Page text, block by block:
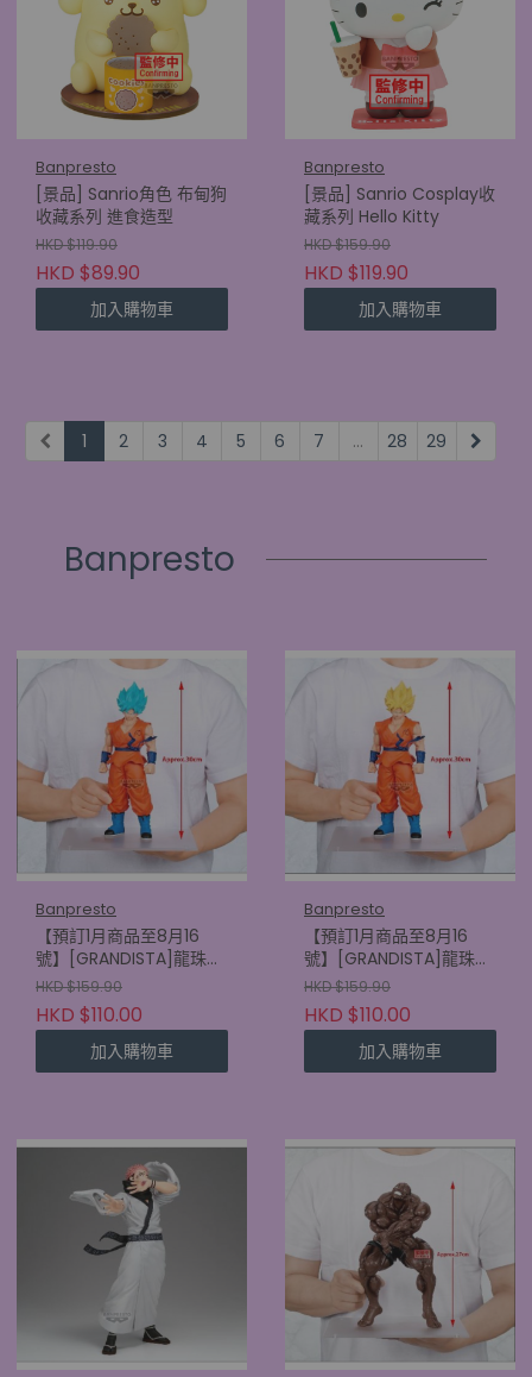
Banpresto
[景品] Sanrio角色 布甸狗
收藏系列 進食造型
HKD $119.90
HKD $89.90
加入購物車
Banpresto
[景品] Sanrio Cosplay收
藏系列 Hello Kitty
HKD $159.90
HKD $119.90
加入購物車
1 2 3 4 5 6 7 ... 28 29
Banpresto
Banpresto
【預訂1月商品至8月16
號】[GRANDISTA]龍珠超
比魯斯 超級撒亞人神 超級
撒亞人孫悟空
(4580886900169)
HKD $159.90
HKD $110.00
加入購物車
Banpresto
【預訂1月商品至8月16
號】[GRANDISTA]龍珠超
比魯斯 超級撒亞人孫悟空
(4580886900152)
HKD $159.90
HKD $110.00
加入購物車